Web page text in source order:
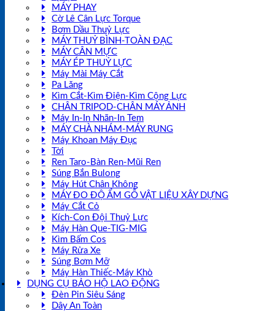
MÁY PHAY
Cờ Lê Cân Lực Torque
Bơm Dầu Thuỷ Lực
MÁY THUỶ BÌNH-TOÀN ĐẠC
MÁY CÂN MỰC
MÁY ÉP THUỶ LỰC
Máy Mài Máy Cắt
Pa Lăng
Kìm Cắt-Kìm Điện-Kìm Cộng Lực
CHÂN TRIPOD-CHÂN MÁY ẢNH
Máy In-In Nhãn-In Tem
MÁY CHÀ NHÁM-MÁY RUNG
Máy Khoan Máy Đục
Tời
Ren Taro-Bàn Ren-Mũi Ren
Súng Bắn Bulong
Máy Hút Chân Không
MÁY ĐO ĐỘ ẨM GỖ VẬT LIỆU XÂY DỰNG
Máy Cắt Cỏ
Kích-Con Đội Thuỷ Lực
Máy Hàn Que-TIG-MIG
Kìm Bấm Cos
Máy Rửa Xe
Súng Bơm Mỡ
Máy Hàn Thiếc-Máy Khò
DỤNG CỤ BẢO HỘ LAO ĐỘNG
Đèn Pin Siêu Sáng
Dây An Toàn